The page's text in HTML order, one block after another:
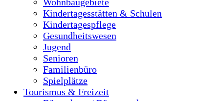
Kindertagesstätten & Schulen
Kindertagespflege
Gesundheitswesen
Jugend
Senioren
Familienbüro
Spielplätze
Tourismus & Freizeit